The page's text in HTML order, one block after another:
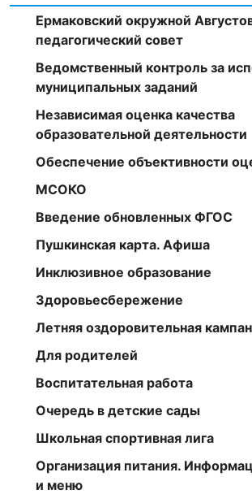
Ермаковский окружной
педагогический совет
Ведомственный контроль за
муниципальных заданий
Независимая оценка качества
образовательной деятельности
Обеспечение объективности
МСОКО
Введение обновленных ФГОС
Пушкинская карта. Афиша
Инклюзивное образование
Здоровьесбережение
Летняя оздоровительная
Для родителей
Воспитательная работа
Очередь в детские сады
Школьная спортивная лига
Организация питания.
и меню